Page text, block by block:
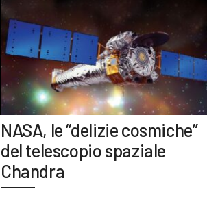
NASA, le “delizie cosmiche”
del telescopio spaziale
Chandra